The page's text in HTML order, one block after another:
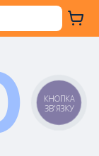
КНОПКА
ЗВ'ЯЗКУ